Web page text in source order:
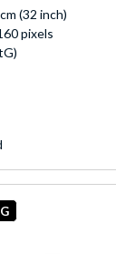
(32 inch)
pixels